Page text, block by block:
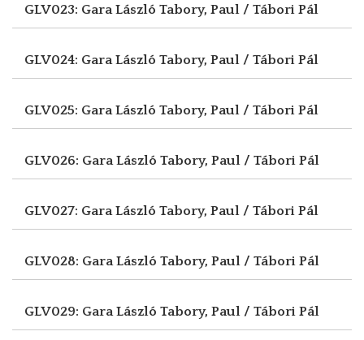
GLV023: Gara László Tabory, Paul / Tábori Pál
GLV024: Gara László Tabory, Paul / Tábori Pál
GLV025: Gara László Tabory, Paul / Tábori Pál
GLV026: Gara László Tabory, Paul / Tábori Pál
GLV027: Gara László Tabory, Paul / Tábori Pál
GLV028: Gara László Tabory, Paul / Tábori Pál
GLV029: Gara László Tabory, Paul / Tábori Pál